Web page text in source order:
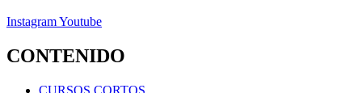
InstagramYoutube
CONTENIDO
CURSOS CORTOS